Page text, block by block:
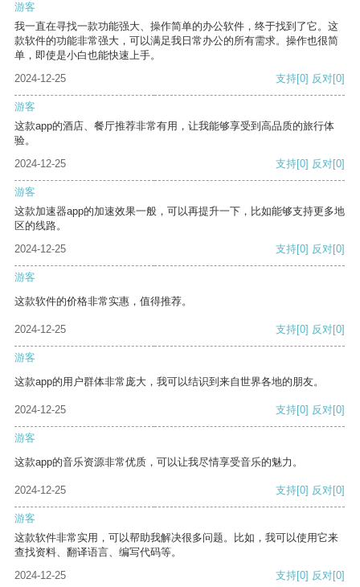
游客
我一直在寻找一款功能强大、操作简单的办公软件，终于找到了它。这
款软件的功能非常强大，可以满足我日常办公的所有需求。操作也很简
单，即使是小白也能快速上手。
2024-12-25
支持[0] 反对[0]
游客
这款app的酒店、餐厅推荐非常有用，让我能够享受到高品质的旅行体
验。
2024-12-25
支持[0] 反对[0]
游客
这款加速器app的加速效果一般，可以再提升一下，比如能够支持更多地
区的线路。
2024-12-25
支持[0] 反对[0]
游客
这款软件的价格非常实惠，值得推荐。
2024-12-25 支持[0] 反对[0]
游客
这款app的用户群体非常庞大，我可以结识到来自世界各地的朋友。
2024-12-25 支持[0] 反对[0]
游客
这款app的音乐资源非常优质，可以让我尽情享受音乐的魅力。
2024-12-25 支持[0] 反对[0]
游客
这款软件非常实用，可以帮助我解决很多问题。比如，我可以使用它来
查找资料、翻译语言、编写代码等。
2024-12-25
支持[0] 反对[0]